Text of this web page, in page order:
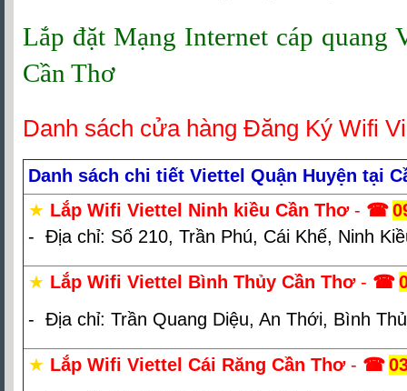
Lắp đặt Mạng Internet cáp quang
Cần Thơ
Danh sách cửa hàng Đăng Ký Wifi
Danh sách chi tiết Viettel Quận Huyện tại
★ Lắp Wifi Viettel Ninh kiều Cần Thơ- ☎
- Địa chỉ: Số 210, Trần Phú, Cái Khế, Ninh
★ Lắp Wifi Viettel Bình Thủy Cần Thơ- ☎
- Địa chỉ: Trần Quang Diệu, An Thới, Bình
★ Lắp Wifi Viettel Cái Răng Cần Thơ- ☎